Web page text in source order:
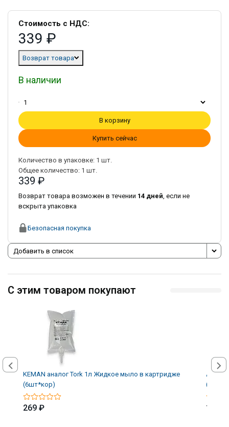
Стоимость с НДС:
339 ₽
Возврат товара
В наличии
В корзину
Купить сейчас
Количество в упаковке: 1 шт.
Общее количество: 1 шт.
339 ₽
Возврат товара возможен в течении 14 дней , если не
вскрыта упаковка
Безопасная покупка
Добавить в список
С этим товаром покупают
KEMAN аналог Tork 1л Жидкое мыло в картридже
(6шт*кор)
269 ₽
(10
152 ₽